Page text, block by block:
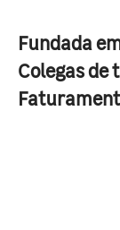
Fundada
Colegas de